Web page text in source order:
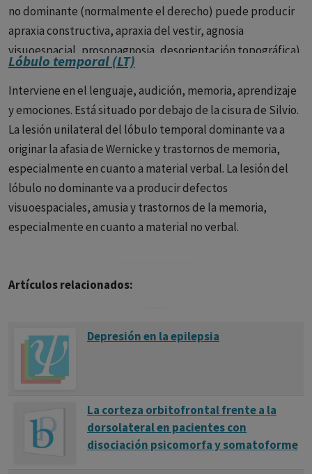
no dominante (normalmente el derecho) puede producir
apraxia constructiva, apraxia del vestir, agnosia
visuoespacial, prosopagnosia, desorientación topográfica).
El síndrome de Gerstman también se puede deber a
lesiones del lóbulo parietal dominante.
Lóbulo temporal (LT)
Interviene en el lenguaje, audición, memoria, aprendizaje
y emociones. Está situado por debajo de la cisura de Silvio.
La lesión unilateral del lóbulo temporal dominante va a
originar la afasia de Wernicke y trastornos de memoria,
especialmente en cuanto a material verbal. La lesión del
lóbulo no dominante va a producir defectos
visuoespaciales, amusia y trastornos de la memoria,
especialmente en cuanto a material no verbal.
Artículos relacionados:
Depresión en la epilepsia
La corteza orbitofrontal frente a la
dorsolateral en pacientes con
disociación psicomorfa y somatoforme